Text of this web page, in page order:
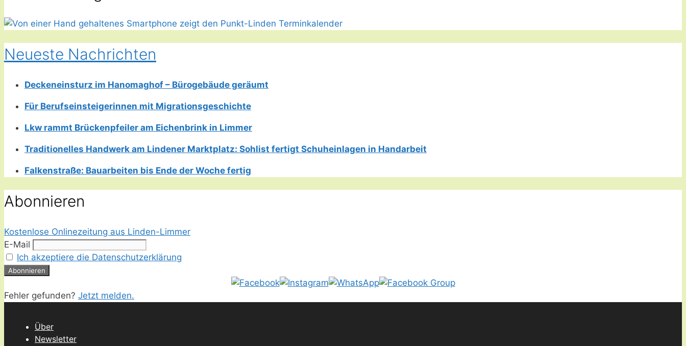
Neueste Nachrichten
Deckeneinsturz im Hanomaghof – Bürogebäude geräumt
Für Berufseinsteigerinnen mit Migrationsgeschichte
Lkw rammt Brückenpfeiler am Eichenbrink in Limmer
Traditionelles Handwerk am Lindener Marktplatz: Sohlist fertigt Schuheinlagen in Handarbeit
Falkenstraße: Bauarbeiten bis Ende der Woche fertig
Abonnieren
Kostenlose Onlinezeitung aus Linden-Limmer
E-Mail
Ich akzeptiere die Datenschutzerklärung
Fehler gefunden? Jetzt melden.
Über
Newsletter